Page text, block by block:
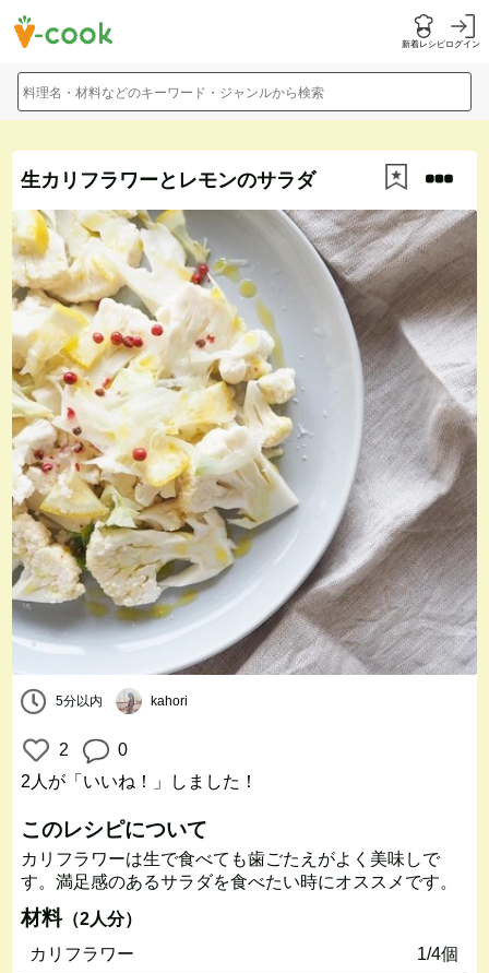
新着レシピログイン
料理名・材料などのキーワード・ジャンルから検索
生カリフラワーとレモンのサラダ
5分以内 kahori
2
0
2人 が「いいね！」しました！
このレシピについて
カリフラワーは生で食べても歯ごたえがよく美味しで
す。満足感のあるサラダを食べたい時にオススメです。
材料（2人分）
カリフラワー
1/4個